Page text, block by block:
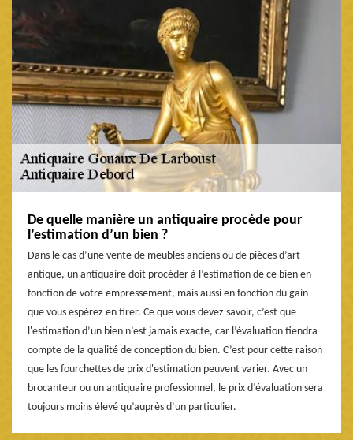
De quelle manière un antiquaire procède pour
l’estimation d’un bien ?
Dans le cas d’une vente de meubles anciens ou de pièces d’art
antique, un antiquaire doit procéder à l’estimation de ce bien en
fonction de votre empressement, mais aussi en fonction du gain
que vous espérez en tirer. Ce que vous devez savoir, c’est que
l'estimation d’un bien n’est jamais exacte, car l’évaluation tiendra
compte de la qualité de conception du bien. C’est pour cette raison
que les fourchettes de prix d'estimation peuvent varier. Avec un
brocanteur ou un antiquaire professionnel, le prix d’évaluation sera
toujours moins élevé qu’auprès d’un particulier.